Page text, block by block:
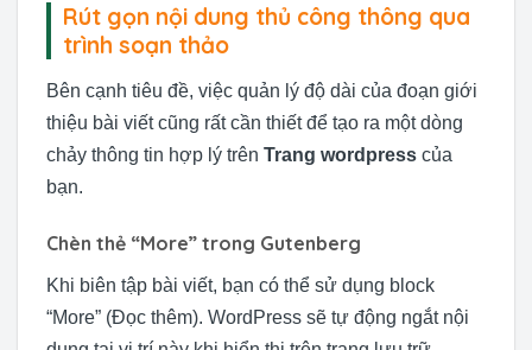
Rút gọn nội dung thủ công thông qua
trình soạn thảo
Bên cạnh tiêu đề, việc quản lý độ dài của đoạn giới
thiệu bài viết cũng rất cần thiết để tạo ra một dòng
chảy thông tin hợp lý trên Trang wordpress của
bạn.
Chèn thẻ “More” trong Gutenberg
Khi biên tập bài viết, bạn có thể sử dụng block
“More” (Đọc thêm). WordPress sẽ tự động ngắt nội